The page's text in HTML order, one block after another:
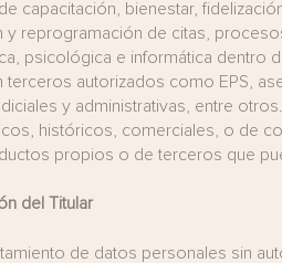
capacitación, bienestar,
y reprogramación de citas,
psicológica e informática dentro
terceros autorizados como EPS,
y administrativas, entre otros.
históricos, comerciales, o de
propios o de terceros que
del Titular
de datos personales sin